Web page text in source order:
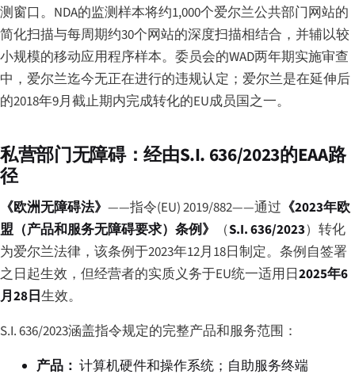
测窗口。NDA的监测样本将约1,000个爱尔兰公共部门网站的
简化扫描与每周期约30个网站的深度扫描相结合，并辅以较
小规模的移动应用程序样本。委员会的WAD两年期实施审查
中，爱尔兰迄今无正在进行的违规认定；爱尔兰是在延伸后
的2018年9月截止期内完成转化的EU成员国之一。
私营部门无障碍：经由S.I. 636/2023的EAA路
径
《欧洲无障碍法》 ——指令(EU) 2019/882——通过 《2023年欧
盟（产品和服务无障碍要求）条例》
（S.I. 636/2023）转化
为爱尔兰法律，该条例于2023年12月18日制定。条例自签署
之日起生效，但经营者的实质义务于EU统一适用日2025年6
月28日生效。
S.I. 636/2023涵盖指令规定的完整产品和服务范围：
产品： 计算机硬件和操作系统；自助服务终端